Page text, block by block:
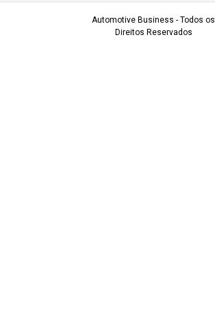
Automotive Business - Todos os
Direitos Reservados